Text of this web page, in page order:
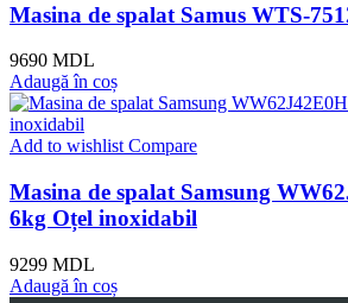
Masina de spalat Samus WTS-
9690 MDL
Adaugă în coș
Add to wishlist Compare
Masina de spalat Samsung
6kg Oțel inoxidabil
9299 MDL
Adaugă în coș